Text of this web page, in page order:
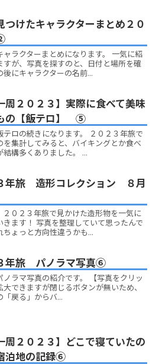
つけたキャラクターまとめ２０
ャラクターまとめになります。 一気に紹
すが、写真を探すのと、日付と場所を確
後にキャラクターの名前...
周２０２３】実際に食べて美味
の【飯テロ】 ⑤
テロの続きになります。 ２０２３年旅で
を集計してみると、バイキングとか食べ
結構多くありました。 ...
年旅 造形コレクション ８月
２０２３年旅で見かけた造形物を一気に
きます！ 写真を整理していて思ったんで
ちょっと方向性違うかも...
年旅 パノラマ写真⑥
ノラマ写真の紹介です。 【写真をクリッ
大できますが閉じるボタンが無いため、
「戻る」からバ...
周２０２３】どこで寝ていたの
地の記録⑥